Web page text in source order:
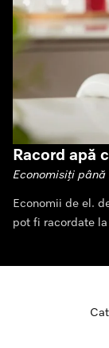
Racord apă
Economisiți
Economii de el.
pot fi racordate